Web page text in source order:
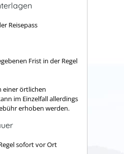
Reisepass
Frist in der Regel
einer örtlichen
im Einzelfall allerdings
erhoben werden.
sofort vor Ort